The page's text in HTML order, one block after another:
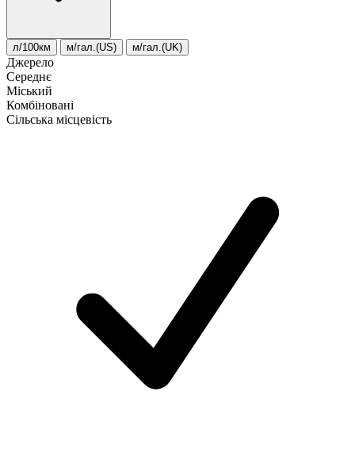
л/100км м/гал.(US) м/гал.(UK)
Джерело
Середнє
Міський
Комбіновані
Сільська місцевість